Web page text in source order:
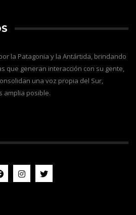
la Patagonia y la Antártida, brindando
que generan interacción con su gente,
una voz propia del Sur,
amplia posible.